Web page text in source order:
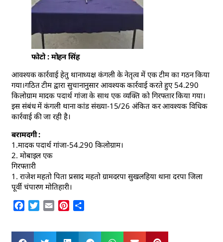
फोटो : मोहन सिंह
आवश्यक कार्रवाई हेतु थानाध्यक्ष कंगली के नेतृत्व में एक टीम का गठन किया
गया।गठित टीम द्वारा सुचानानुसार आवश्यक कार्रवाई करते हुए 54.290
किलोग्राम मादक पदार्थ गांजा के साथ एक व्यक्ति को गिरफ्तार किया गया।
इस संबंध में कंगली थाना कांड संख्या-15/26 अंकित कर आवश्यक विधिक
कार्रवाई की जा रही है।
बरामदगी :
1.मादक पदार्थ गांजा-54.290 किलोग्राम।
2. मोबाइल एक
गिरफ्तारी
1. राजेश महतो पिता प्रसाद महतो ग्रामदरपा सुखलहिया थाना दरपा जिला
पूर्वी चंपारण मोतिहारी।
Facebook
Twitter
Email Pinterest